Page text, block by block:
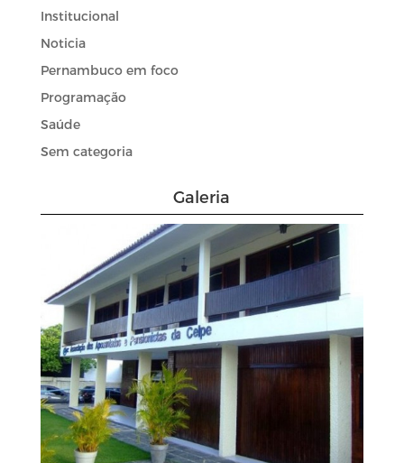
Institucional
Noticia
Pernambuco em foco
Programação
Saúde
Sem categoria
Galeria